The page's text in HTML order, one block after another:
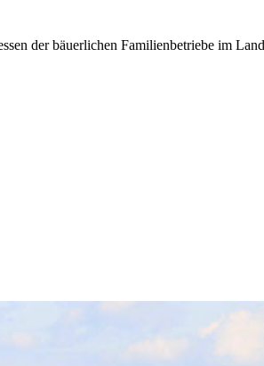
der bäuerlichen Familienbetriebe im